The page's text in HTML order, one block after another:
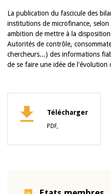
La publication du fascicule des
institutions de microfinance,
ambition de mettre à la
Autorités de contrôle,
chercheurs...) des informations
de se faire une idée de l'évolution
Télécharger
PDF,